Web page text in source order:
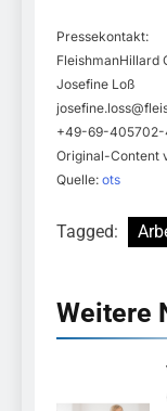
Pressekontakt:
FleishmanHillard
Josefine Loß
+49-69-405702-
Original-Content
Quelle: ots
Tagged:
Weitere